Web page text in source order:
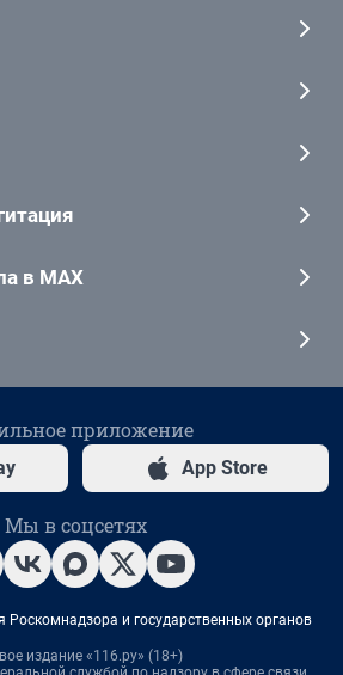
в MAX
приложение
App Store
Мы в соцсетях
Роскомнадзора и государственных органов
издание «116.ру» (18+)